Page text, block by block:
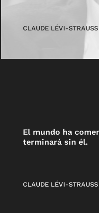
CLAUDE LÉVI-STRAUSS
El mundo ha
terminará sin él.
CLAUDE LÉVI-STRAUSS